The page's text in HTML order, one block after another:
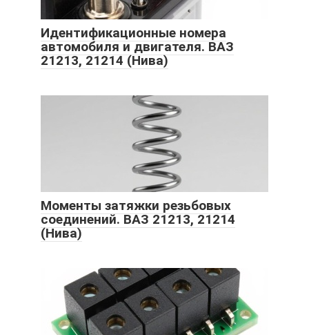
Идентификационные номера
автомобиля и двигателя. ВАЗ
21213, 21214 (Нива)
Моменты затяжки резьбовых
соединений. ВАЗ 21213, 21214
(Нива)